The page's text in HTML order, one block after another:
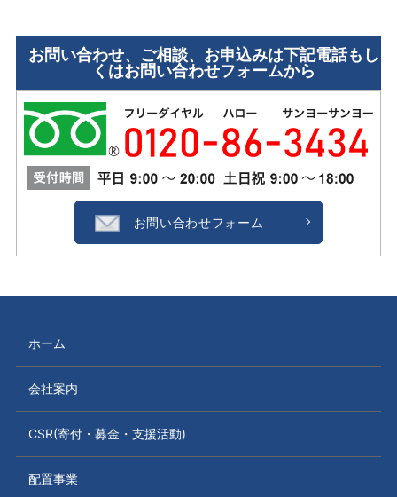
お問い合わせ、ご相談、お申込みは下記電話もし
くはお問い合わせフォームから
お問い合わせフォーム
ホーム
会社案内
CSR(寄付・募金・支援活動)
配置事業